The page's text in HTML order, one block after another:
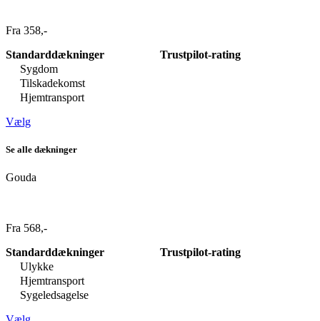
Fra 358,-
Standarddækninger
Sygdom
Tilskadekomst
Hjemtransport
Trustpilot-rating
Vælg
Se alle dækninger
Gouda
Fra 568,-
Standarddækninger
Ulykke
Hjemtransport
Sygeledsagelse
Trustpilot-rating